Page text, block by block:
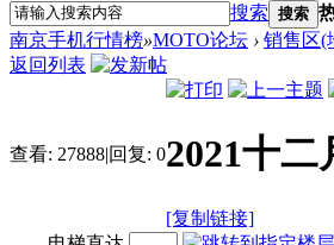
搜索 搜索
南京手机行情榜»MOTO论坛 › 销售区(
返回列表
查看: 27888|回复: 02021十
[复制链接]